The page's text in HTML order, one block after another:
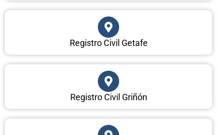
Registro Civil Getafe
Registro Civil Griñón